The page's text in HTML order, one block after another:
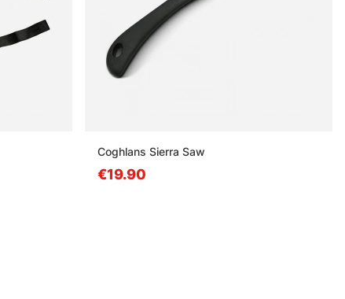
Coghlans Sierra Saw
€19.90